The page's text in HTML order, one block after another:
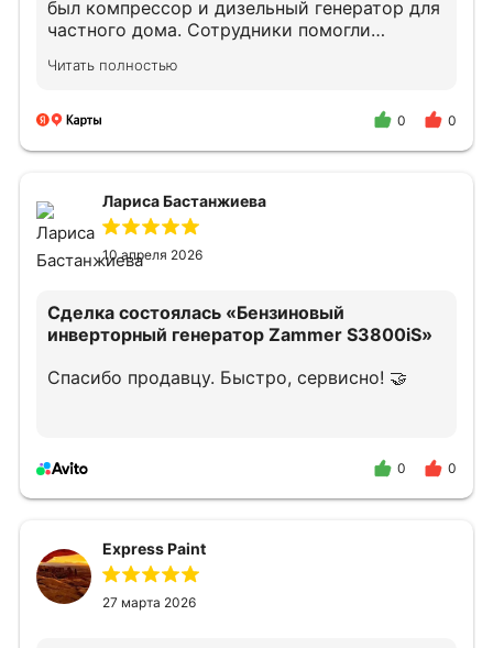
был компрессор и дизельный генератор для
частного дома. Сотрудники помогли
Квалифицированно проконсультировали по
В случае необходимости снова обращусь и
Читать полностью
0 0
Лариса Бастанжиева
10 апреля 2026
Сделка состоялась «Бензиновый
инверторный генератор Zammer S3800iS»
Спасибо продавцу. Быстро, сервисно! 🤝
0 0
Express Paint
27 марта 2026